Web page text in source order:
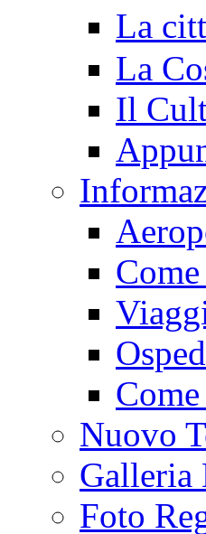
La
La
Il
Nuovo
Galleria
Foto